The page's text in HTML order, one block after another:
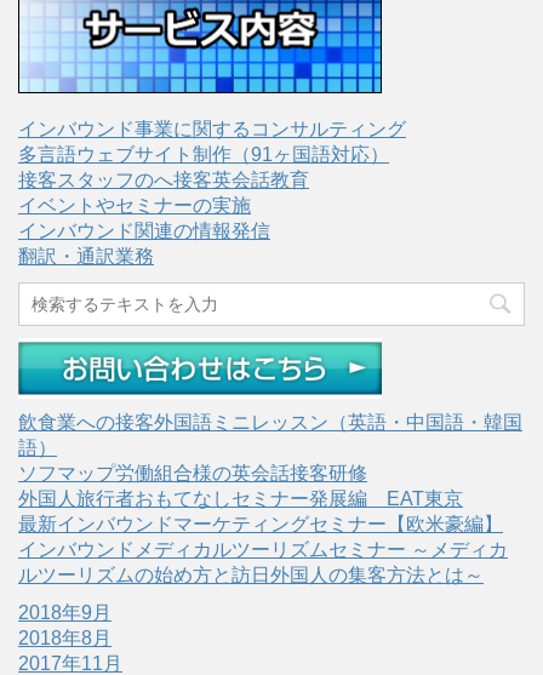
インバウンド事業に関するコンサルティング
多言語ウェブサイト制作（91ヶ国語対応）
接客スタッフのへ接客英会話教育
イベントやセミナーの実施
インバウンド関連の情報発信
翻訳・通訳業務
飲食業への接客外国語ミニレッスン（英語・中国語・韓国
語）
ソフマップ労働組合様の英会話接客研修
外国人旅行者おもてなしセミナー発展編 EAT東京
最新インバウンドマーケティングセミナー【欧米豪編】
インバウンドメディカルツーリズムセミナー ～メディカ
ルツーリズムの始め方と訪日外国人の集客方法とは～
2018年9月
2018年8月
2017年11月